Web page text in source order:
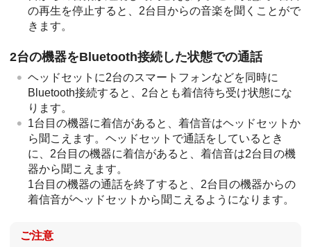
の再生を停止すると、2台目からの音楽を聞くことがで
きます。
2台の機器をBluetooth接続した状態での通話
ヘッドセットに2台のスマートフォンなどを同時に
Bluetooth接続すると、2台とも着信待ち受け状態にな
ります。
1台目の機器に着信があると、着信音はヘッドセットか
ら聞こえます。ヘッドセットで通話をしているとき
に、2台目の機器に着信があると、着信音は2台目の機
器から聞こえます。
1台目の機器の通話を終了すると、2台目の機器からの
着信音がヘッドセットから聞こえるようになります。
ご注意